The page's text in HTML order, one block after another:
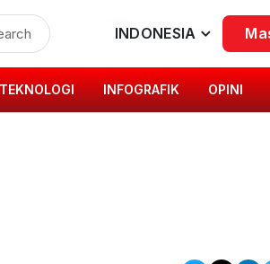
INDONESIA
TEKNOLOGI INFOGRAFIK OPINI